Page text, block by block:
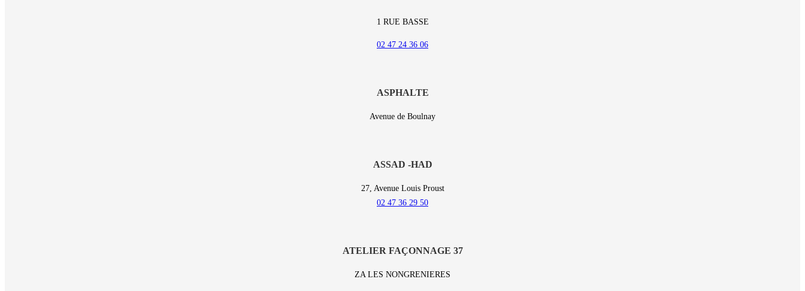
1 RUE BASSE
02 47 24 36 06
ASPHALTE
Avenue de Boulnay
ASSAD -HAD
27, Avenue Louis Proust
02 47 36 29 50
ATELIER FAÇONNAGE 37
ZA LES NONGRENIERES